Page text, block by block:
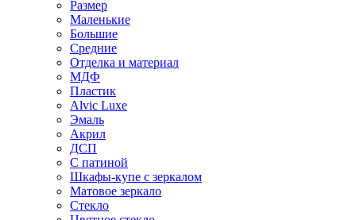
Размер
Маленькие
Большие
Средние
Отделка и материал
МДФ
Пластик
Alvic Luxe
Эмаль
Акрил
ДСП
С патиной
Шкафы-купе с зеркалом
Матовое зеркало
Стекло